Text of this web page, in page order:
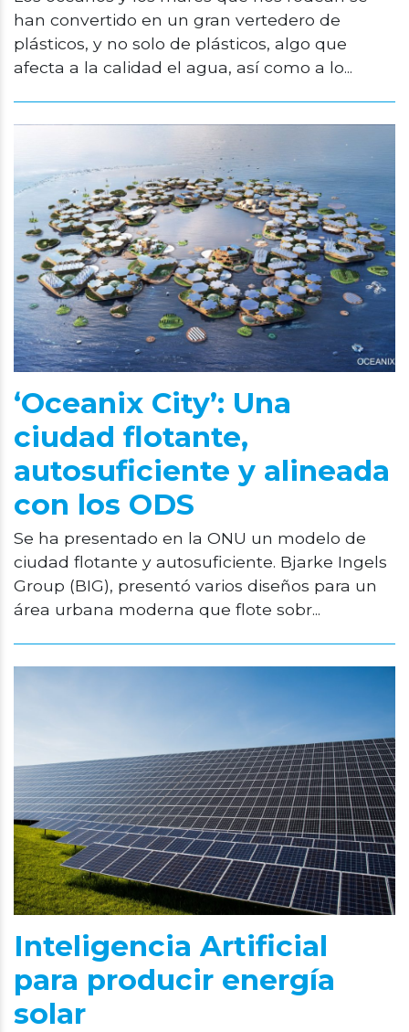
han convertido en un gran vertedero de
plásticos, y no solo de plásticos, algo que
afecta a la calidad el agua, así como a lo...
‘Oceanix City’: Una
ciudad flotante,
autosuficiente y alineada
con los ODS
Se ha presentado en la ONU un modelo de
ciudad flotante y autosuficiente. Bjarke Ingels
Group (BIG), presentó varios diseños para un
área urbana moderna que flote sobr...
Inteligencia Artificial
para producir energía
solar